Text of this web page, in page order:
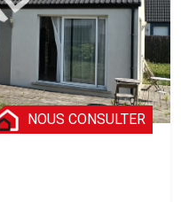
NOUS CONSULTER